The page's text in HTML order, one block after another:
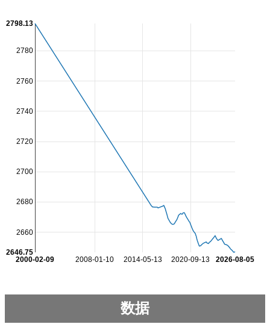
2008-01-10 2014-05-13 2020-09-13
2000-02-09 2026-08-05
2660
2680
2700
2720
2740
2760
2780
2646.75
2798.13
数据